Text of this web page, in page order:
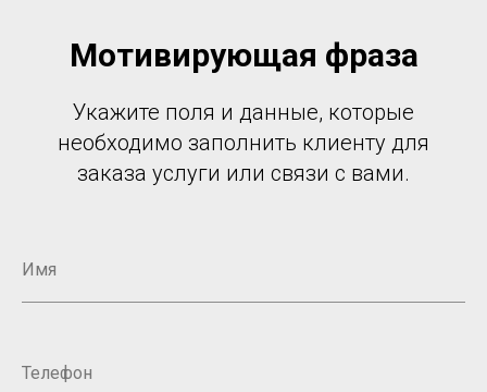
Мотивирующая фраза
Укажите поля и данные, которые
необходимо заполнить клиенту для
заказа услуги или связи с вами.